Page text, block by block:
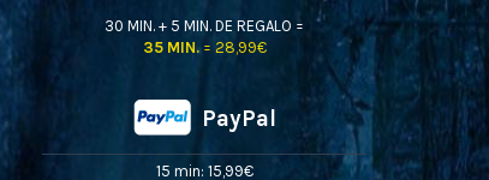
30 MIN. + 5 MIN. DE REGALO =
35 MIN.= 28,99€
PayPal
15 min: 15,99€